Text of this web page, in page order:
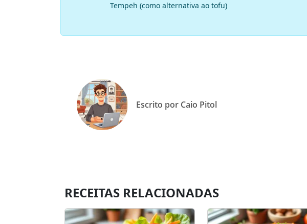
Tempeh (como alternativa ao tofu)
Escrito por Caio Pitol
RECEITAS RELACIONADAS